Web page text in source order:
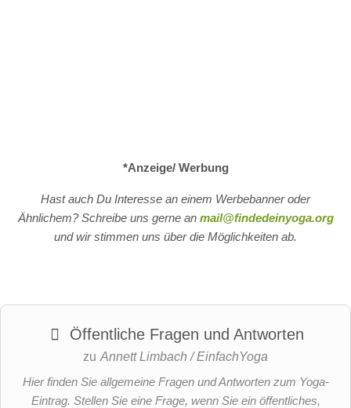
*Anzeige/ Werbung
Hast auch Du Interesse an einem Werbebanner oder
Ähnlichem? Schreibe uns gerne an mail@findedeinyoga.org
und wir stimmen uns über die Möglichkeiten ab.
Öffentliche Fragen und Antworten
zu Annett Limbach / EinfachYoga
Hier finden Sie allgemeine Fragen und Antworten zum Yoga-
Eintrag. Stellen Sie eine Frage, wenn Sie ein öffentliches,